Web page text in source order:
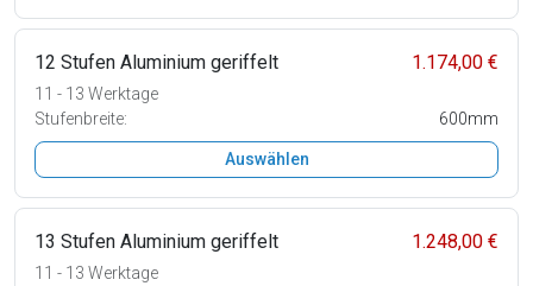
12 Stufen Aluminium geriffelt 1.174,00 €
11 - 13 Werktage
Stufenbreite:
600mm
Auswählen
13 Stufen Aluminium geriffelt 1.248,00 €
11 - 13 Werktage